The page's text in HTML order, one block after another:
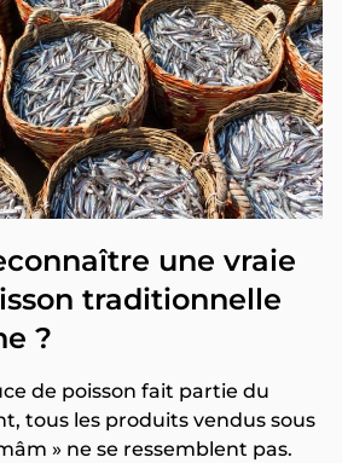
une vraie
traditionnelle
?
de poisson fait partie du
tous les produits vendus sous
» ne se ressemblent pas.